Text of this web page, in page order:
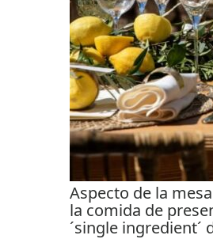
Aspecto de la
la comida de
´single ingredient´